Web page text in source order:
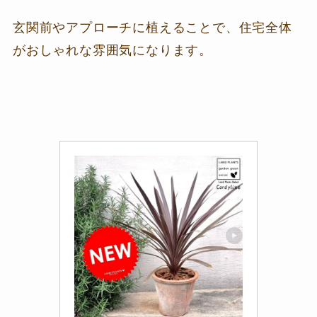
玄関前やアプローチに植えることで、住宅全体
がおしゃれな雰囲気になります。